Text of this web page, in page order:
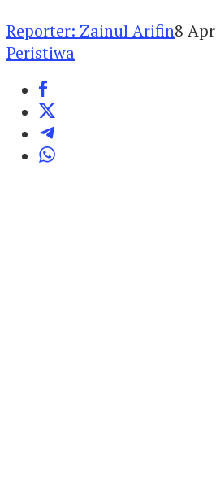
Reporter: Zainul Arifin8
Peristiwa